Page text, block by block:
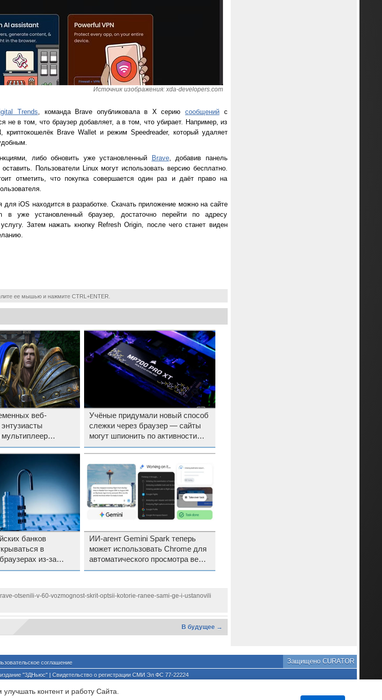
Источник изображения: xda-developers.com
Trends, команда Brave опубликовала в X серию сообщенийс
не в том, что браузер добавляет, а в том, что убирает. Например, из
Brave Wallet и режим Speedreader, который удаляет
либо обновить уже установленный
Brave, добавив панель
Пользователи Linux могут использовать версию бесплатно.
отметить, что покупка совершается один раз и даёт право на
iOS находится в разработке. Скачать приложение можно на сайте
уже установленный браузер, достаточно перейти по адресу
Затем нажать кнопку Refresh Origin, после чего станет виден
ее мышью и нажмите CTRL+ENTER.
веб-
Warсraft III: The
в браузере
Учёные придумали новый способ
слежки через браузер — сайты
могут шпионить по активности
SSD
банков
в
из-за
ИИ-агент Gemini Spark теперь
может использовать Chrome для
автоматического просмотра веб-
страниц, AI Pro стал доступен по
otsenili-v-60-vozmognost-skrit-optsii-kotorie-ranee-sami-ge-i-ustanovili
В будущее →
соглашение Защищено CURATOR
"3ДНьюс" | Свидетельство о регистрации СМИ Эл ФС 77-22224
автора обязательна. Полное заимствование документа является нарушением
контент и работу Cайта.